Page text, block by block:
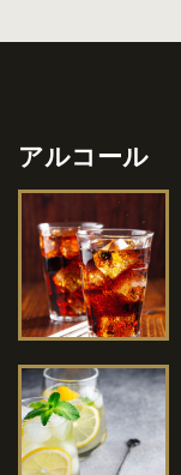
アルコール